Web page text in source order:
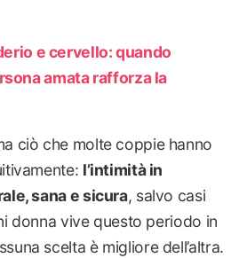
e cervello: quando
amata rafforza la
ciò che molte coppie hanno
l’intimità in
sana e sicura, salvo casi
donna vive questo periodo in
scelta è migliore dell’altra.